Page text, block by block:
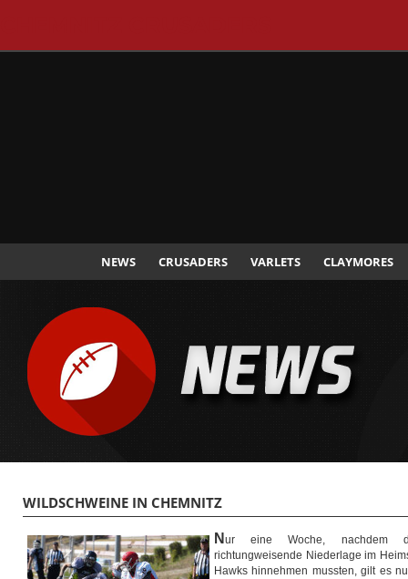
NEWS CRUSADERS VARLETS CLAYMORES
WILDSCHWEINE IN CHEMNITZ
N ur eine Woche, nachdem
richtungweisende Niederlage im
Hawks hinnehmen mussten, gilt es